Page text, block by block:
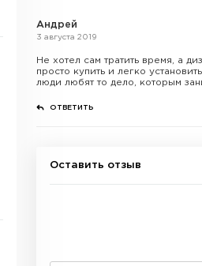
Андрей
3 августа 2019
Не хотел сам тратить время, а
просто купить и легко
люди любят то дело, которым
ОТВЕТИТЬ
Оставить отзыв